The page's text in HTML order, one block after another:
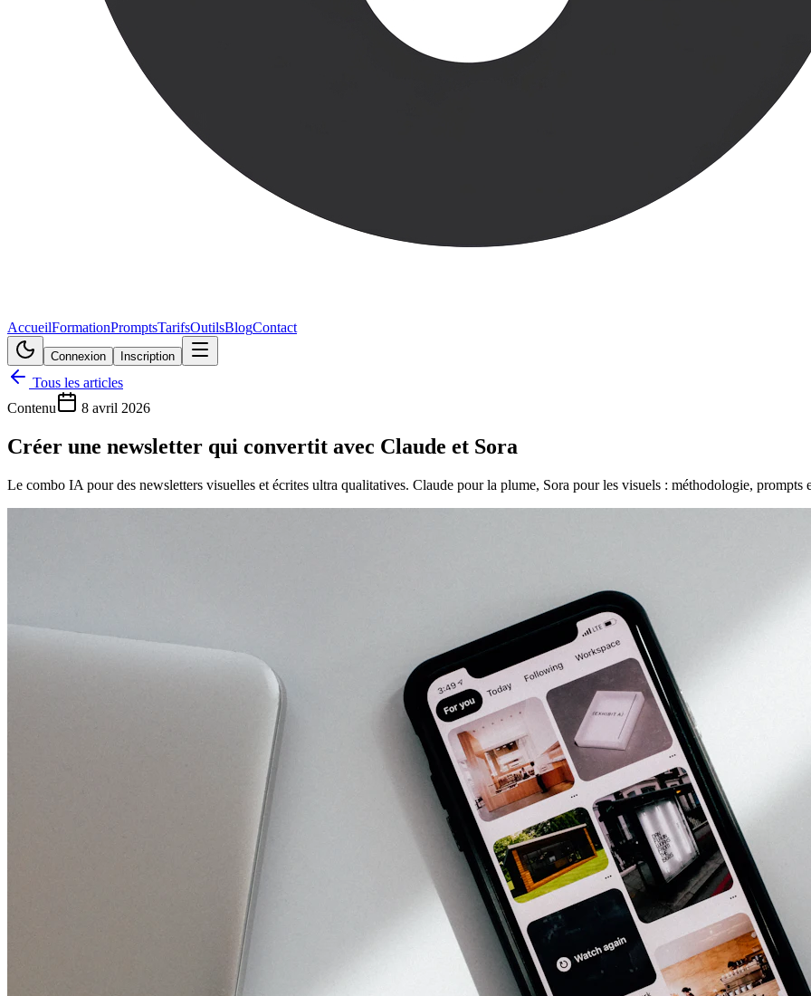
AccueilFormationPromptsTarifsOutilsBlogContact
Connexion Inscription
Tous les articles
Contenu
8 avril 2026
Créer une newsletter qui convertit avec Claude et Sora
Le combo IA pour des newsletters visuelles et écrites ultra qualitatives. Claude pour la plume, Sora pour les visuels : méthodologie, prompts